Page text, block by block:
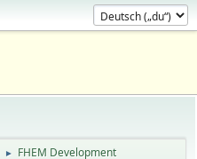
► FHEM Development